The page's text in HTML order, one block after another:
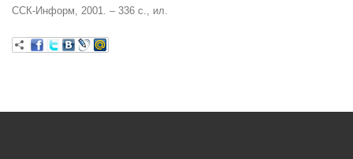
ССК-Информ, 2001. – 336 с., ил.